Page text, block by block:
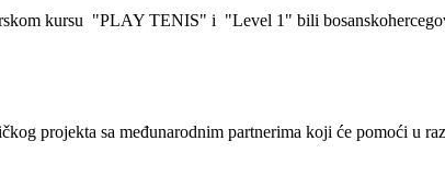
kursu "PLAY TENIS" i "Level 1" bili
projekta sa međunarodnim partnerima koji će pomoći u